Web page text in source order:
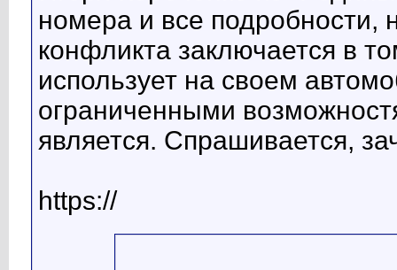
номера и все подробности,
конфликта заключается в
использует на своем
ограниченными
является. Спрашивается,
https://